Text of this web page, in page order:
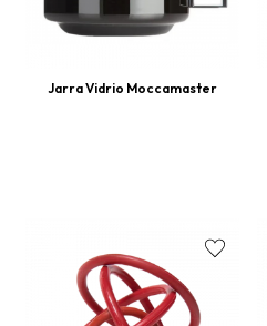
Jarra Vidrio Moccamaster